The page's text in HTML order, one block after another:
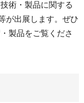
術・製品に関する
が出展します。ぜひ
製品をご覧くださ